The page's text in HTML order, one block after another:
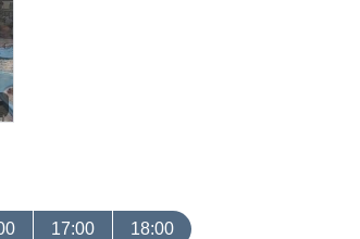
17:00 18:00